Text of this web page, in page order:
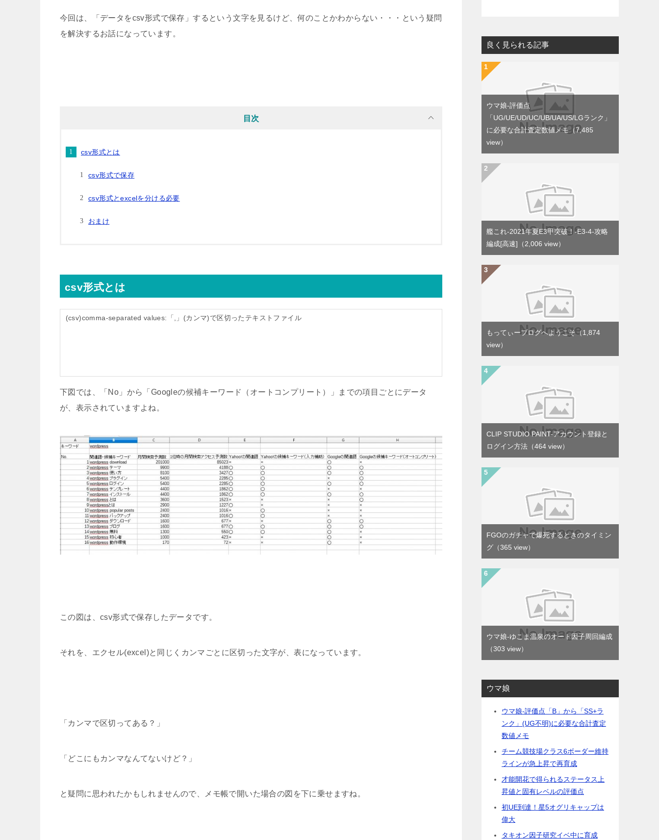
今回は、「データをcsv形式で保存」するという文字を見るけど、何のことかわからない・・・という疑問
を解決するお話になっています。
目次
csv形式とは
csv形式で保存
csv形式とexcelを分ける必要
おまけ
csv形式とは
(csv)comma-separated values:「,」(カンマ)で区切ったテキストファイル
下図では、「No」から「Googleの候補キーワード（オートコンプリート）」までの項目ごとにデータ
が、表示されていますよね。
この図は、csv形式で保存したデータです。
それを、エクセル(excel)と同じくカンマごとに区切った文字が、表になっています。
「カンマで区切ってある？」
「どこにもカンマなんてないけど？」
と疑問に思われたかもしれませんので、メモ帳で開いた場合の図を下に乗せますね。
良く見られる記事
ウマ娘-評価点
「UG/UE/UD/UC/UB/UA/US/LGランク」
に必要な合計査定数値メモ（7,485
view）
艦これ-2021年夏E3甲突破！-E3-4-攻略
編成[高速] （2,006 view）
もってぃーブログへようこそ（1,874
view）
CLIP STUDIO PAINT-アカウント登録と
ログイン方法 （464 view）
FGOのガチャで爆死するときのタイミン
グ （365 view）
ウマ娘-ゆこま温泉のオート因子周回編成
（303 view）
ウマ娘
ウマ娘-評価点「B」から「SS+ラ
ンク」(UG不明)に必要な合計査定
数値メモ
チーム競技場クラス6ボーダー維持
ラインが急上昇で再育成
才能開花で得られるステータス上
昇値と固有レベルの評価点
初UE到達！星5オグリキャップは
偉大
タキオン因子研究イベ中に育成